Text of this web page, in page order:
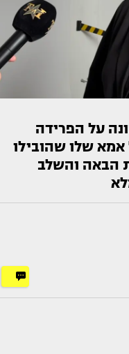
על הפרידה
אמא שלו שהובילו
הבאה והשלב